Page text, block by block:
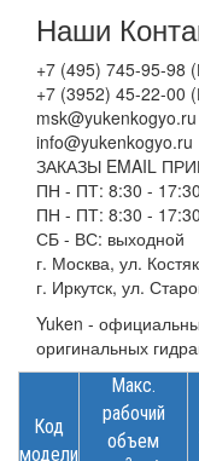
Наши
+7 (495) 745-95-98
+7 (3952) 45-22-00
info@yukenkogyo.ru
ЗАКАЗЫ EMAIL
ПН - ПТ: 8:30 -
ПН - ПТ: 8:30 -
СБ - ВС: выходной
г. Москва, ул.
г. Иркутск, ул.
Yuken -
оригинальных
Код
модели
Макс.
рабочий
объем